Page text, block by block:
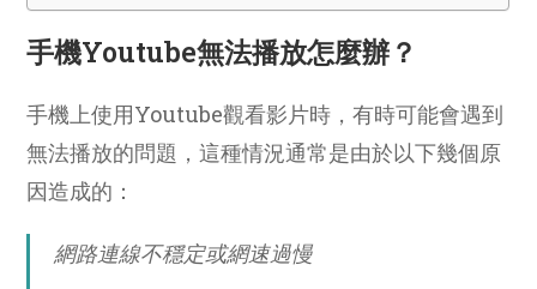
手機Youtube無法播放怎麼辦？
手機上使用Youtube觀看影片時，有時可能會遇到
無法播放的問題，這種情況通常是由於以下幾個原
因造成的：
網路連線不穩定或網速過慢